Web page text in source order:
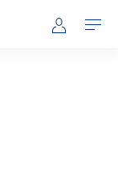
Mijn NS
Openen